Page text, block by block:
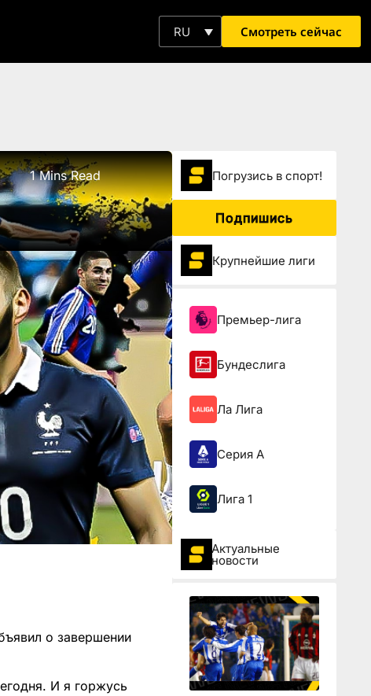
RU Смотреть сейчас
1 Mins Read
о завершении
И я горжусь
Погрузиcь в спорт!
Подпишись
Крупнейшие лиги
Премьер-лига
Бундеслига
Ла Лига
Серия А
Лига 1
Актуальные
новости